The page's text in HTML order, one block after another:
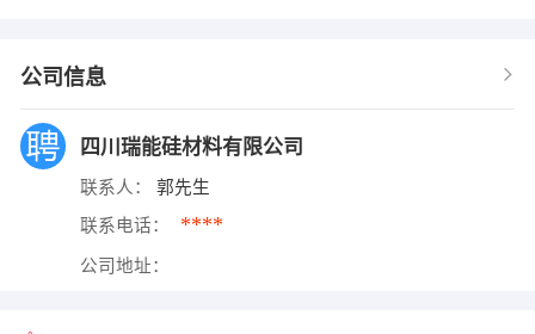
公司信息
四川瑞能硅材料有限公司
联系人： 郭先生
联系电话： ****
公司地址：